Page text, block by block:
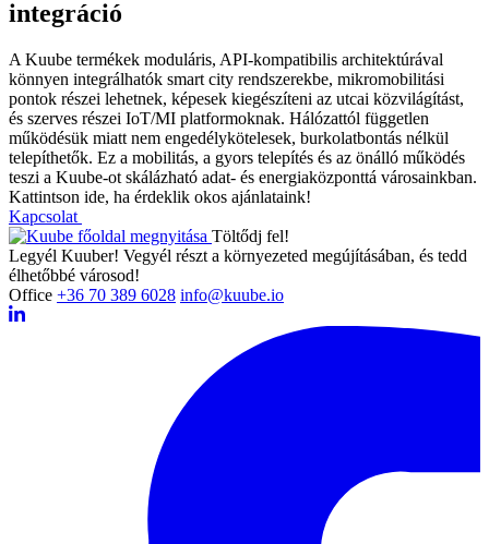
integráció
A Kuube termékek moduláris, API-kompatibilis architektúrával
könnyen integrálhatók smart city rendszerekbe, mikromobilitási
pontok részei lehetnek, képesek kiegészíteni az utcai közvilágítást,
és szerves részei IoT/MI platformoknak. Hálózattól független
működésük miatt nem engedélykötelesek, burkolatbontás nélkül
telepíthetők. Ez a mobilitás, a gyors telepítés és az önálló működés
teszi a Kuube-ot skálázható adat- és energiaközponttá városainkban.
Kattintson ide, ha érdeklik okos ajánlataink!
Kapcsolat
Töltődj fel!
Legyél Kuuber! Vegyél részt a környezeted megújításában, és tedd
élhetőbbé városod!
Office +36 70 389 6028 info@kuube.io